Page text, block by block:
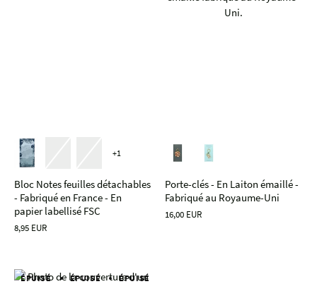
+1
Bloc Notes feuilles détachables
- Fabriqué en France - En
papier labellisé FSC
8,95 EUR
Porte-clés - En Laiton émaillé -
Fabriqué au Royaume-Uni
16,00 EUR
ÉPUISÉ ÉPUISÉ ÉPUISÉ